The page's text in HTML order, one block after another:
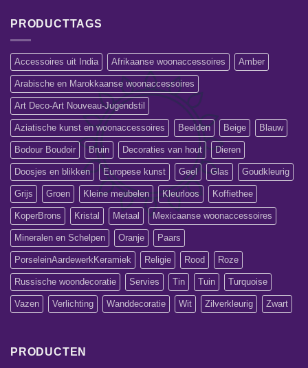
PRODUCTTAGS
Accessoires uit India Afrikaanse woonaccessoires Amber
Arabische en Marokkaanse woonaccessoires
Art Deco-Art Nouveau-Jugendstil
Aziatische kunst en woonaccessoires Beelden Beige Blauw
Bodour Boudoir Bruin Decoraties van hout Dieren
Doosjes en blikken Europese kunst Geel Glas Goudkleurig
Grijs Groen Kleine meubelen Kleurloos Koffiethee
KoperBrons Kristal Metaal Mexicaanse woonaccessoires
Mineralen en Schelpen Oranje Paars
PorseleinAardewerkKeramiek Religie Rood Roze
Russische woondecoratie Servies Tin Tuin Turquoise
Vazen Verlichting Wanddecoratie Wit Zilverkleurig Zwart
PRODUCTEN